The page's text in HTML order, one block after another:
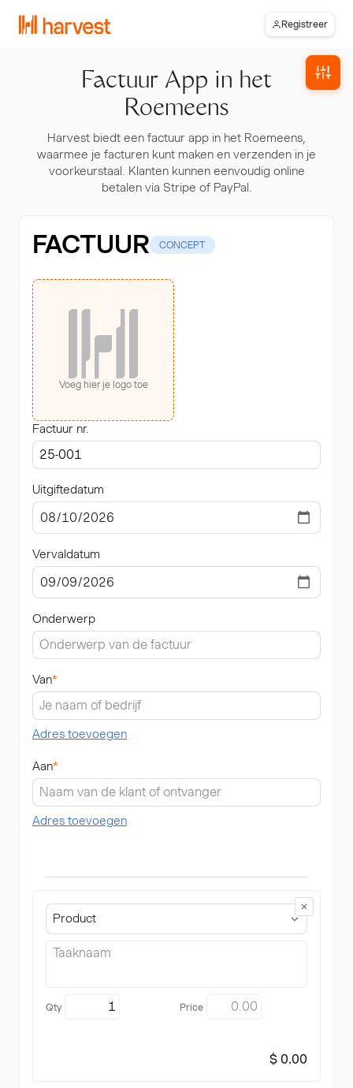
Registreer
Factuur App in het
Roemeens
Harvest biedt een factuur app in het Roemeens,
waarmee je facturen kunt maken en verzenden in je
voorkeurstaal. Klanten kunnen eenvoudig online
betalen via Stripe of PayPal.
FACTUUR CONCEPT
Voeg hier je logo toe
Factuur nr.
Uitgiftedatum
Vervaldatum
Onderwerp
Van*
Adres toevoegen
Aan*
Adres toevoegen
Product
$ 0.00